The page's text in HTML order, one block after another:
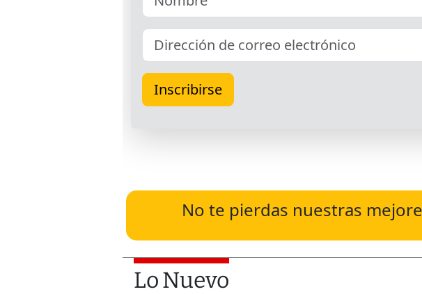
No te pierdas nuestras
Lo Nuevo